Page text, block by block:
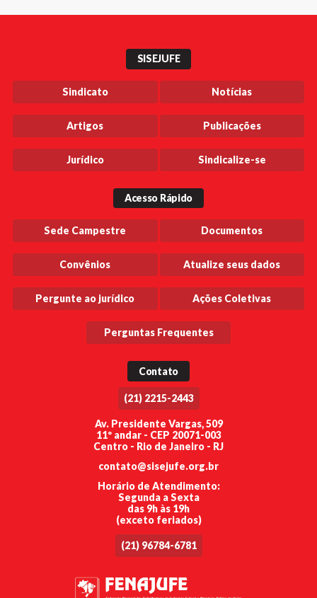
SISEJUFE
Sindicato Notícias
Artigos Publicações
Jurídico Sindicalize-se
Acesso Rápido
Sede Campestre Documentos
Convênios Atualize seus dados
Pergunte ao jurídico Ações Coletivas
Perguntas Frequentes
Contato
(21) 2215-2443
Av. Presidente Vargas, 509
11º andar - CEP 20071-003
Centro - Rio de Janeiro - RJ
contato@sisejufe.org.br
Horário de Atendimento:
Segunda a Sexta
das 9h às 19h
(exceto feriados)
(21) 96784-6781